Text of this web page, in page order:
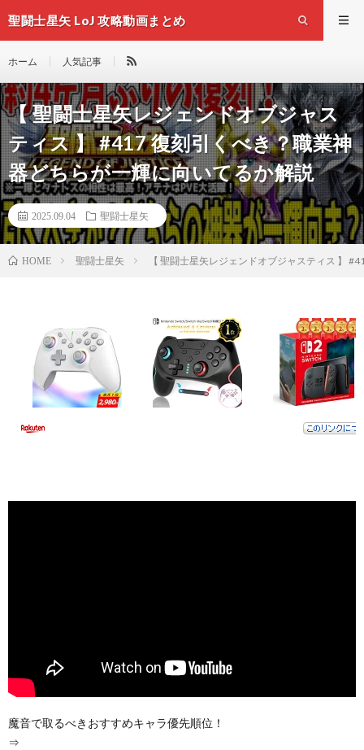
聖闘士星矢 LoJ 攻略動画まとめ
ホーム 人気記事
【 聖闘士星矢レジェンドオブジャス
ティス 】 #417 復刻引くべき？職業神
器どちらが一輝に向いてるか解説
2025.09.04 聖闘士星矢
HOME 聖闘士星矢 【 聖闘士星矢レジェンドオブジャスティス 】
魔音で取るべきおすすめキャラ優先順位！
⇒